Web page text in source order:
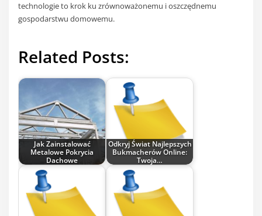
technologie to krok ku zrównoważonemu i oszczędnemu
gospodarstwu domowemu.
Related Posts:
Jak Zainstalować
Metalowe Pokrycia
Dachowe
Odkryj Świat Najlepszych
Bukmacherów Online:
Twoja…